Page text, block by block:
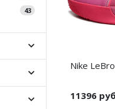
43
Nike
11396 руб